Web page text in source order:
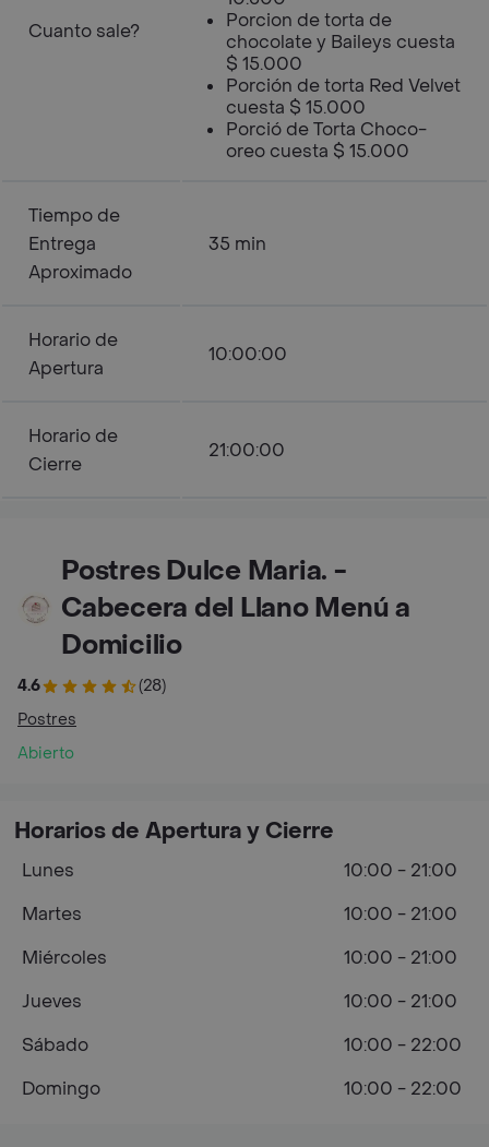
Cuanto sale?
Porcion de torta de
chocolate y Baileys cuesta
$ 15.000
Porción de torta Red Velvet
cuesta $ 15.000
Porció de Torta Choco-
oreo cuesta $ 15.000
Tiempo de
Entrega
Aproximado
35 min
Horario de
Apertura
10:00:00
Horario de
Cierre
21:00:00
Postres Dulce Maria. -
Cabecera del Llano Menú a
Domicilio
4.6
(28)
Postres
Abierto
Horarios de Apertura y Cierre
Lunes
10:00 - 21:00
Martes
10:00 - 21:00
Miércoles
10:00 - 21:00
Jueves
10:00 - 21:00
Sábado
10:00 - 22:00
Domingo
10:00 - 22:00